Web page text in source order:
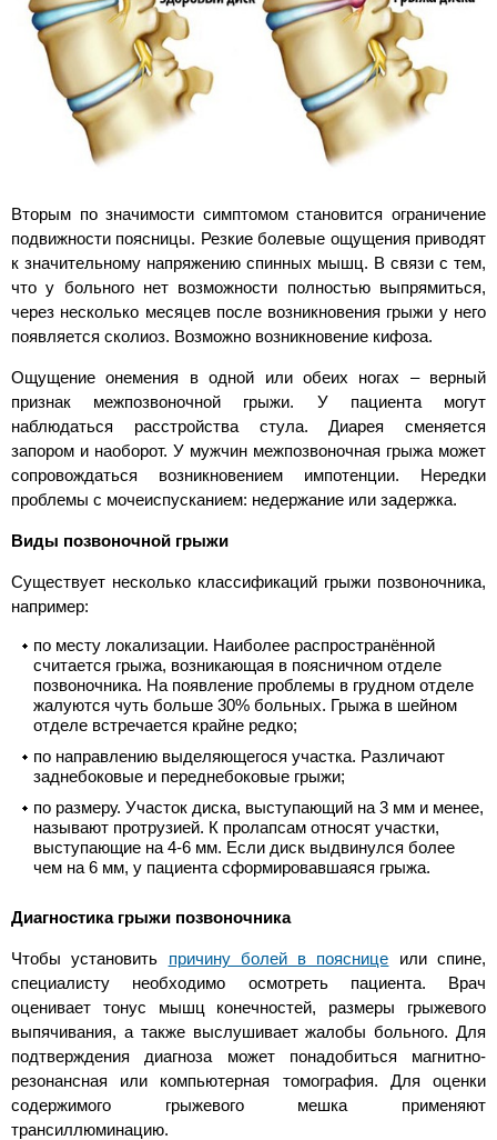
Вторым по значимости симптомом становится ограничение
подвижности поясницы. Резкие болевые ощущения приводят
к значительному напряжению спинных мышц. В связи с тем,
что у больного нет возможности полностью выпрямиться,
через несколько месяцев после возникновения грыжи у него
появляется сколиоз. Возможно возникновение кифоза.
Ощущение онемения в одной или обеих ногах – верный
признак межпозвоночной грыжи. У пациента могут
наблюдаться расстройства стула. Диарея сменяется
запором и наоборот. У мужчин межпозвоночная грыжа может
сопровождаться возникновением импотенции. Нередки
проблемы с мочеиспусканием: недержание или задержка.
Виды позвоночной грыжи
Существует несколько классификаций грыжи позвоночника,
например:
по месту локализации. Наиболее распространённой
считается грыжа, возникающая в поясничном отделе
позвоночника. На появление проблемы в грудном отделе
жалуются чуть больше 30% больных. Грыжа в шейном
отделе встречается крайне редко;
по направлению выделяющегося участка. Различают
заднебоковые и переднебоковые грыжи;
по размеру. Участок диска, выступающий на 3 мм и менее,
называют протрузией. К пролапсам относят участки,
выступающие на 4-6 мм. Если диск выдвинулся более
чем на 6 мм, у пациента сформировавшаяся грыжа.
Диагностика грыжи позвоночника
Чтобы установить причину болей в пояснице или спине,
специалисту необходимо осмотреть пациента. Врач
оценивает тонус мышц конечностей, размеры грыжевого
выпячивания, а также выслушивает жалобы больного. Для
подтверждения диагноза может понадобиться магнитно-
резонансная или компьютерная томография. Для оценки
содержимого грыжевого мешка применяют
трансиллюминацию.